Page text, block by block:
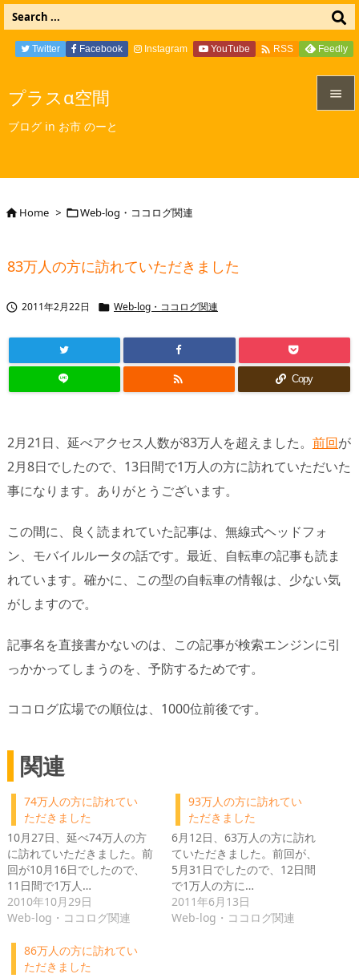
プラスα空間
ブログ in お市 のーと

Twitter Facebook Instagram YouTube  RSS Feedly
Home > Web-log・ココログ関連
83万人の方に訪れていただきました
 2011年2月22日  Web-log・ココログ関連
 Copy
2月21日、延べアクセス人数が83万人を超えました。 前回が
2月8日でしたので、13日間で1万人の方に訪れていただいた
事になります。ありがとうございます。
この間に、良く読まれていた記事は、無線式ヘッドフォ
ン、モバイルルータの話です。最近、自転車の記事も読ま
れています。確かに、この型の自転車の情報は、少ない気
がしますので。
記事名を直接書かないのは、この記事が検索エンジンに引
っかかってしまうのを、予防するためです。
ココログ広場での順位は、1000位前後です。
関連
74万人の方に訪れてい
ただきました
10月27日、延べ74万人の方
に訪れていただきました。前
回が10月16日でしたので、
11日間で1万人…
2010年10月29日
Web-log・ココログ関連
93万人の方に訪れてい
ただきました
6月12日、63万人の方に訪れ
ていただきました。前回が、
5月31日でしたので、12日間
で1万人の方に…
2011年6月13日
Web-log・ココログ関連
86万人の方に訪れてい
ただきました